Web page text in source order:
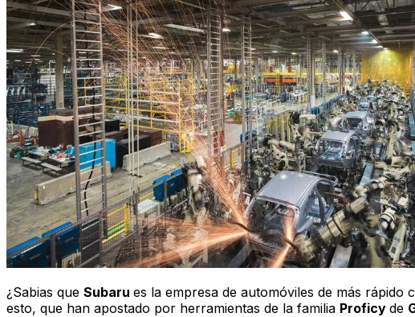
¿Sabias que Subaru es la empresa de automóviles de más rápido
esto, que han apostado por herramientas de la familia Proficy de